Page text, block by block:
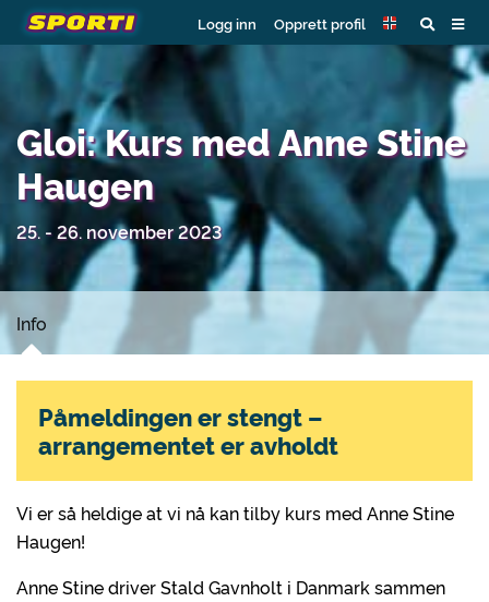
Logg inn Opprett profil
Gloi: Kurs med Anne Stine
Haugen
25. - 26. november 2023
Info
Vi er så heldige at vi nå kan tilby kurs med Anne Stine
Haugen!
Anne Stine driver Stald Gavnholt i Danmark sammen
Påmeldingen er stengt –
arrangementet er avholdt